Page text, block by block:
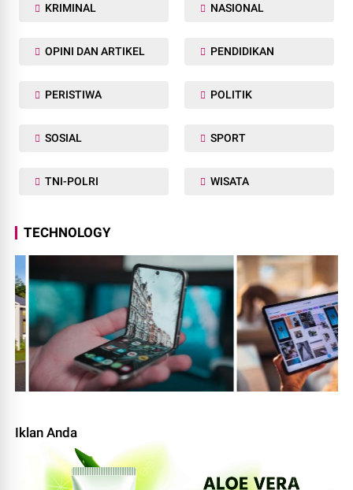
KRIMINAL NASIONAL
OPINI DAN ARTIKEL PENDIDIKAN
PERISTIWA POLITIK
SOSIAL SPORT
TNI-POLRI WISATA
TECHNOLOGY
Iklan Anda